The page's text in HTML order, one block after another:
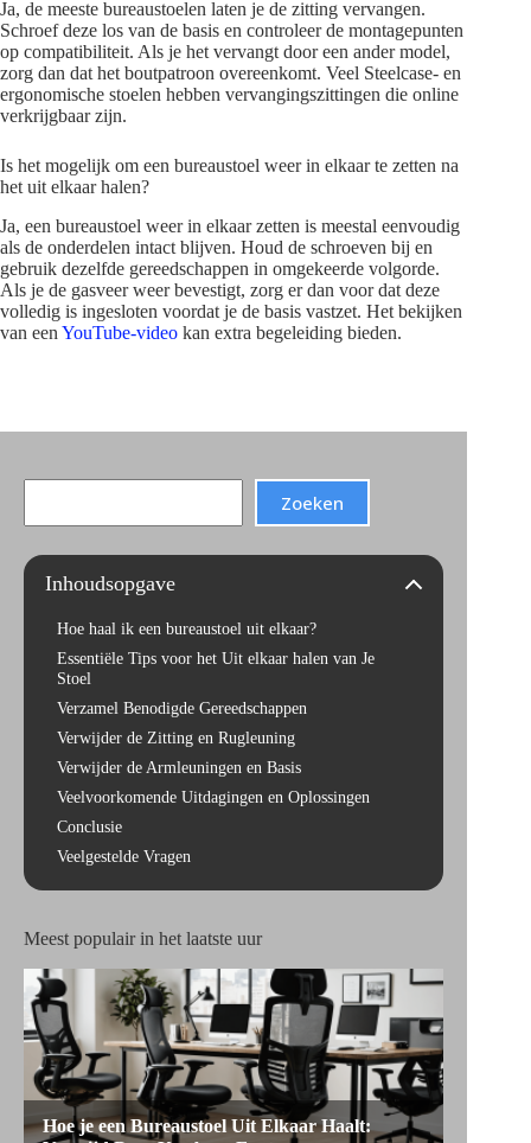
Ja, de meeste bureaustoelen laten je de zitting vervangen.
Schroef deze los van de basis en controleer de montagepunten
op compatibiliteit. Als je het vervangt door een ander model,
zorg dan dat het boutpatroon overeenkomt. Veel Steelcase- en
ergonomische stoelen hebben vervangingszittingen die online
verkrijgbaar zijn.
Is het mogelijk om een bureaustoel weer in elkaar te zetten na
het uit elkaar halen?
Ja, een bureaustoel weer in elkaar zetten is meestal eenvoudig
als de onderdelen intact blijven. Houd de schroeven bij en
gebruik dezelfde gereedschappen in omgekeerde volgorde.
Als je de gasveer weer bevestigt, zorg er dan voor dat deze
volledig is ingesloten voordat je de basis vastzet. Het bekijken
van een YouTube-video kan extra begeleiding bieden.
Search
Zoeken
Inhoudsopgave
Hoe haal ik een bureaustoel uit elkaar?
Essentiële Tips voor het Uit elkaar halen van Je
Stoel
Verzamel Benodigde Gereedschappen
Verwijder de Zitting en Rugleuning
Verwijder de Armleuningen en Basis
Veelvoorkomende Uitdagingen en Oplossingen
Conclusie
Veelgestelde Vragen
Meest populair in het laatste uur